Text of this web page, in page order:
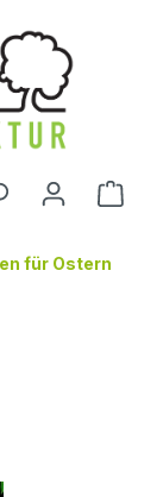
für Ostern